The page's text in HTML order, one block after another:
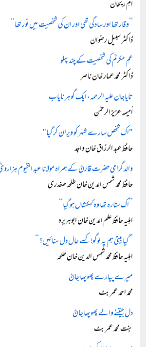
امِ ریحان
’’وقار تھا اور سادگی تھی اور ان کی شخصیت میں نور تھا‘‘
ڈاکٹر سبیل رضوان
عمِ مکرمؒ کی شخصیت کے چند پہلو
ڈاکٹر محمد عمار خان ناصر
تایاجان علیہ الرحمہ، ایک گوہر نایاب
اُمیمہ عزیز الرحمٰن
"اک شخص سارے شہر کو ویران کر گیا"
حافظ عبد الرزاق خان واجد
والد گرامی حضرت قارنؒ کے ہمراہ مولانا عبد القیوم
حافظ محمد شمس الدین خان طلحہ صفدری
’’اک ستارہ تھا وہ کہکشاں ہو گیا‘‘
اہلیہ حافظ علم الدین خان ابوہریرہ
’’کیا بیتی ہم پہ لوگو! کسے حال دل سنائیں؟‘‘
اہلیہ حافظ محمد شمس الدین خان طلحہ
میرے پیارے پھوپھا جانؒ
محمد احمد عمر بٹ
دل جیتنے والے پھوپھا جانؒ
بنت محمد عمر بٹ